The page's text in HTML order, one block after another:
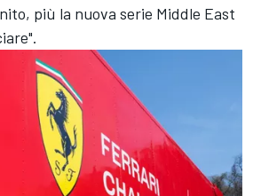
più la nuova serie Middle East